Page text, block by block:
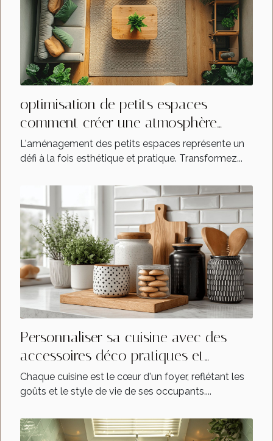
optimisation de petits espaces
comment créer une atmosphère
accueillante et fonctionnelle
L'aménagement des petits espaces représente un
défi à la fois esthétique et pratique. Transformez...
Personnaliser sa cuisine avec des
accessoires déco pratiques et
tendance
Chaque cuisine est le cœur d'un foyer, reflétant les
goûts et le style de vie de ses occupants....